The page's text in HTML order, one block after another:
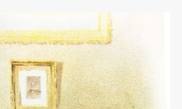
do país e terá percursos
Negra, Amparo, Monte Alegre
a segurança dos
trechos de rodovias e estradas
ao longo da prova.